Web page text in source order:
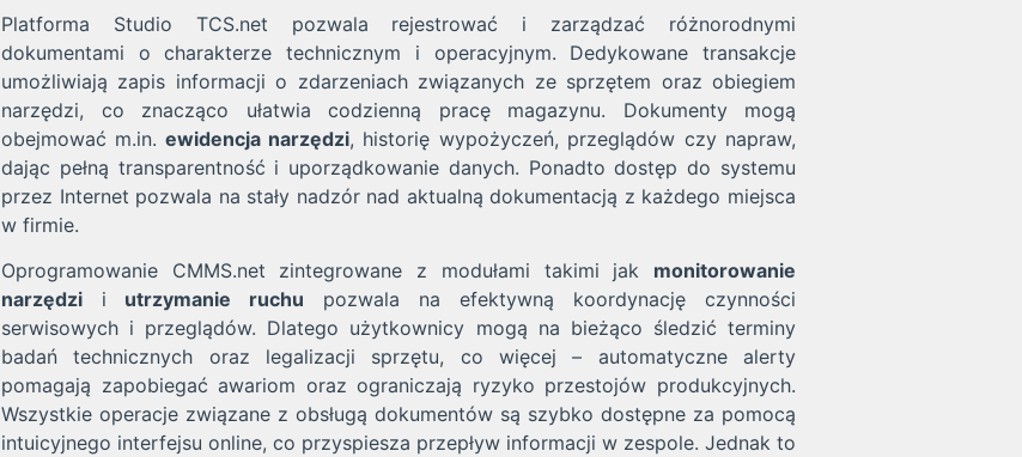
Platforma Studio TCS.net pozwala rejestrować i zarządzać różnorodnymi
dokumentami o charakterze technicznym i operacyjnym. Dedykowane transakcje
umożliwiają zapis informacji o zdarzeniach związanych ze sprzętem oraz obiegiem
narzędzi, co znacząco ułatwia codzienną pracę magazynu. Dokumenty mogą
obejmować m.in. ewidencja narzędzi, historię wypożyczeń, przeglądów czy napraw,
dając pełną transparentność i uporządkowanie danych. Ponadto dostęp do systemu
przez Internet pozwala na stały nadzór nad aktualną dokumentacją z każdego miejsca
w firmie.
Oprogramowanie CMMS.net zintegrowane z modułami takimi jak monitorowanie
narzędzi i utrzymanie ruchu pozwala na efektywną koordynację czynności
serwisowych i przeglądów. Dlatego użytkownicy mogą na bieżąco śledzić terminy
badań technicznych oraz legalizacji sprzętu, co więcej – automatyczne alerty
pomagają zapobiegać awariom oraz ograniczają ryzyko przestojów produkcyjnych.
Wszystkie operacje związane z obsługą dokumentów są szybko dostępne za pomocą
intuicyjnego interfejsu online, co przyspiesza przepływ informacji w zespole. Jednak to